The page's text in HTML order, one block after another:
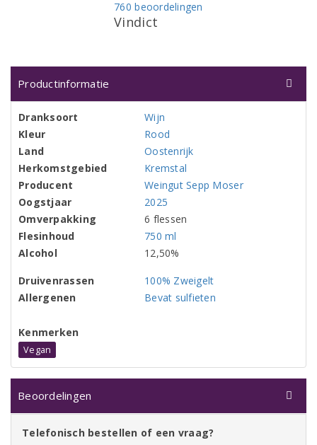
Vindict
760 beoordelingen
Productinformatie
Dranksoort
Wijn
Kleur
Rood
Land
Oostenrijk
Herkomstgebied
Kremstal
Producent
Weingut Sepp Moser
Oogstjaar
2025
Omverpakking
6 flessen
Flesinhoud
750 ml
Alcohol
12,50%
Druivenrassen
100% Zweigelt
Allergenen
Bevat sulfieten
Kenmerken
Vegan
Beoordelingen
Telefonisch bestellen of een vraag?